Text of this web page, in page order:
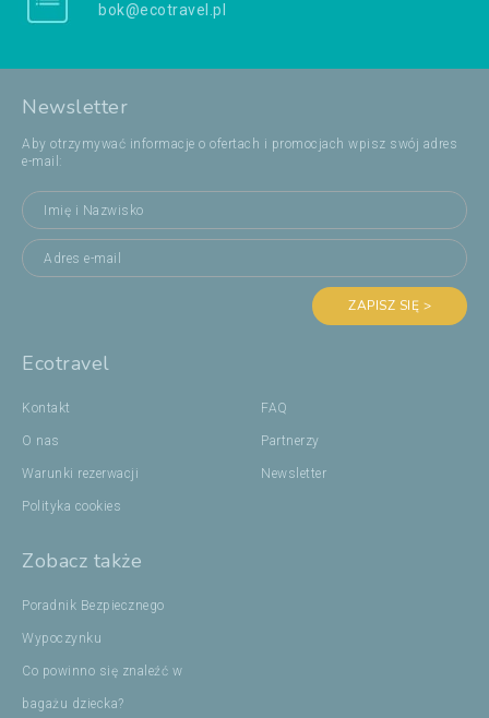
bok@ecotravel.pl
Newsletter
Aby otrzymywać informacje o ofertach i promocjach wpisz swój adres
e-mail:
ZAPISZ SIĘ >
Ecotravel
Kontakt
O nas
Warunki rezerwacji
Polityka cookies
FAQ
Partnerzy
Newsletter
Zobacz także
Poradnik Bezpiecznego
Wypoczynku
Co powinno się znaleźć w
bagażu dziecka?